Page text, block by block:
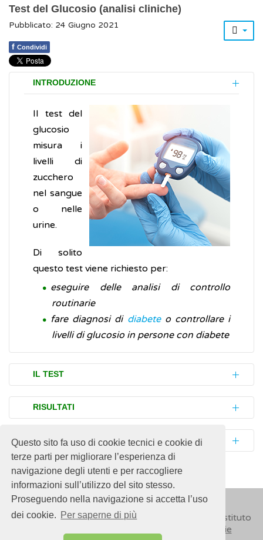
Questo sito fa uso di cookie tecnici e cookie di
terze parti per migliorare l’esperienza di
navigazione degli utenti e per raccogliere
informazioni sull’utilizzo del sito stesso.
Proseguendo nella navigazione si accetta l’uso
dei cookie. Per saperne di più
Test del Glucosio (analisi cliniche)
Pubblicato: 24 Giugno 2021
f Condividi
INTRODUZIONE
Il test del
glucosio
misura i
livelli di
zucchero
nel sangue
o nelle
urine.
Di solito
questo test viene richiesto per:
eseguire delle analisi di controllo
routinarie
fare diagnosi di diabeteo controllare i
livelli di glucosio in persone con diabete
IL TEST
Il test del glucosio misura i livelli di glucosio
nel sangue (glicemia) o nelle urine
(glicosuria). Nella maggior parte dei casi, il
test del glucosio viene eseguito sul sangue.
In generale, nelle persone sane l'esame è
prescritto dal medico in occasione di
controlli periodici oppure in casi di sospetta
(glicemia più alta del normale) o
RISULTATI
Altilivelli di glucosionel sangue indicano,
nella maggior parte dei casi, la presenza di
diabete.
Valori di riferimento del glucosio nel
sangue:
Ipoglicemia Glicemia inferiore a 60 mg/dl
BIBLIOGRAFIA
Associazione Medici Diabetologi (AMD) -
Società Italiana di Diabetologia
(SID)Standard italiani per la cura del diabete
mellito
© 2018ISSalute - Sito sviluppato e gestito dall’Istituto
Cookie